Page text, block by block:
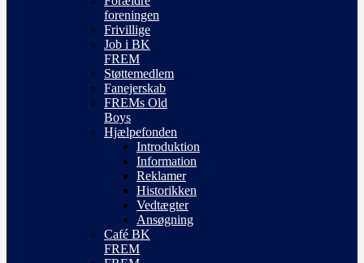
foreningen
Frivillige
Job i BK
FREM
Støttemedlem
Fanejerskab
FREMs Old
Boys
Hjælpefonden
Introduktion
Information
Reklamer
Historikken
Vedtægter
Ansøgning
Café BK
FREM